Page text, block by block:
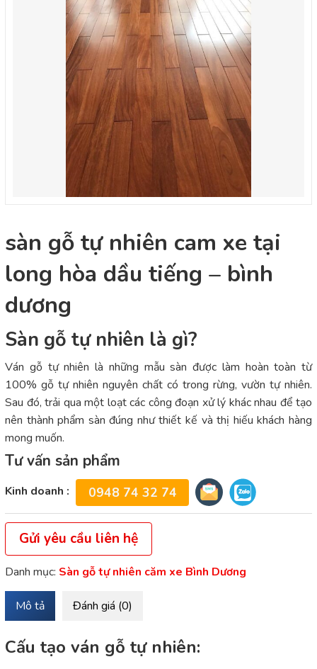
sàn gỗ tự nhiên cam xe tại
long hòa dầu tiếng – bình
dương
Sàn gỗ tự nhiên là gì?
Ván gỗ tự nhiên là những mẫu sàn được làm hoàn toàn từ
100% gỗ tự nhiên nguyên chất có trong rừng, vườn tự nhiên.
Sau đó, trải qua một loạt các công đoạn xử lý khác nhau để tạo
nên thành phẩm sàn đúng như thiết kế và thị hiếu khách hàng
mong muốn.
Tư vấn sản phẩm
Kinh doanh : 0948 74 32 74
Gửi yêu cầu liên hệ
Danh mục: Sàn gỗ tự nhiên căm xe Bình Dương
Mô tả Đánh giá (0)
Cấu tạo ván gỗ tự nhiên: